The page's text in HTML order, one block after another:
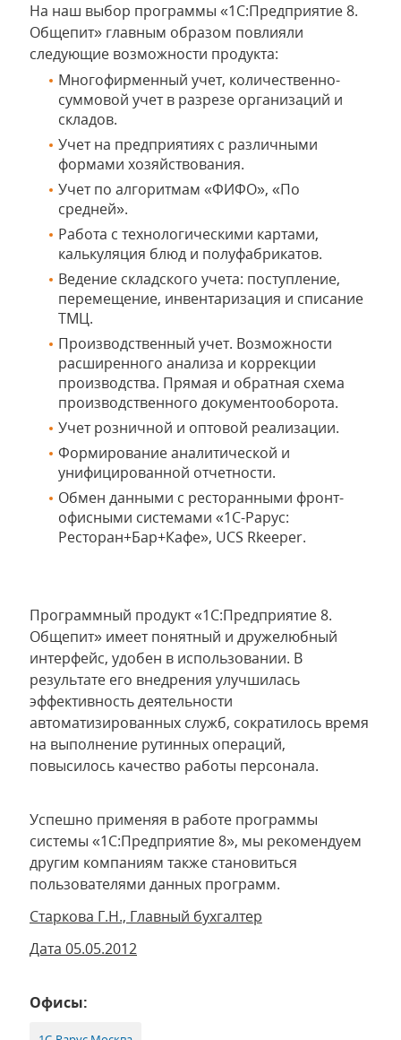
На наш выбор программы «1С:Предприятие 8.
Общепит» главным образом повлияли
следующие возможности продукта:
Многофирменный учет, количественно-
суммовой учет в разрезе организаций и
складов.
Учет на предприятиях с различными
формами хозяйствования.
Учет по алгоритмам «ФИФО», «По
средней».
Работа с технологическими картами,
калькуляция блюд и полуфабрикатов.
Ведение складского учета: поступление,
перемещение, инвентаризация и списание
ТМЦ.
Производственный учет. Возможности
расширенного анализа и коррекции
производства. Прямая и обратная схема
производственного документооборота.
Учет розничной и оптовой реализации.
Формирование аналитической и
унифицированной отчетности.
Обмен данными с ресторанными фронт-
офисными системами «1С-Рарус:
Ресторан+Бар+Кафе», UCS Rkeeper.
Программный продукт «1С:Предприятие 8.
Общепит» имеет понятный и дружелюбный
интерфейс, удобен в использовании. В
результате его внедрения улучшилась
эффективность деятельности
автоматизированных служб, сократилось время
на выполнение рутинных операций,
повысилось качество работы персонала.
Успешно применяя в работе программы
системы «1С:Предприятие 8», мы рекомендуем
другим компаниям также становиться
пользователями данных программ.
Старкова Г.Н., Главный бухгалтер
Дата 05.05.2012
Офисы: